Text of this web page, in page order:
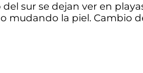
sur se dejan ver en
mudando la piel. Cambio